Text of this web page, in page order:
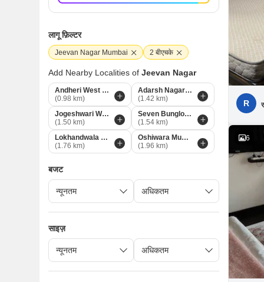
R
6
लागू फ़िल्टर
Jeevan Nagar Mumbai 2 बीएचके
Add Nearby Localities of Jeevan Nagar
Andheri West Mumbai
(0.98 km)
Adarsh Nagar Mumbai
(1.42 km)
Jogeshwari West Mumbai
(1.50 km)
Seven Bunglow Mumbai
(1.54 km)
Lokhandwala Complex Mumbai
(1.76 km)
Oshiwara Mumbai
(1.96 km)
बजट
साइज़